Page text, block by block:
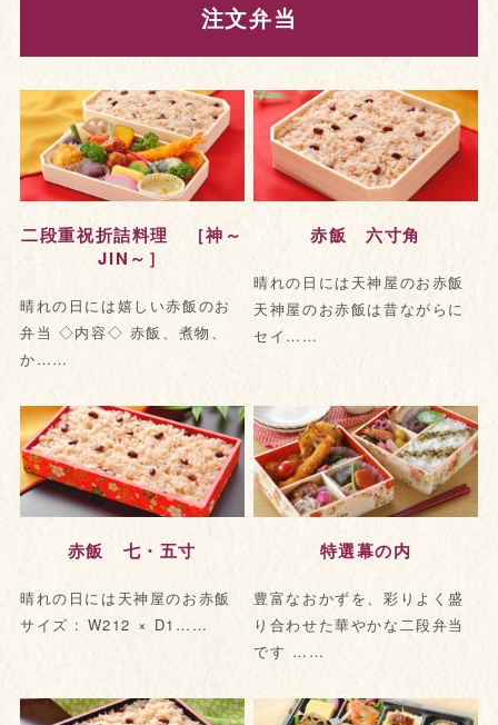
注文弁当
二段重祝折詰料理 ［神～
JIN～］
晴れの日には嬉しい赤飯のお
弁当 ◇内容◇ 赤飯、煮物、
か……
赤飯 六寸角
晴れの日には天神屋のお赤飯
天神屋のお赤飯は昔ながらに
セイ……
赤飯 七・五寸
晴れの日には天神屋のお赤飯
サイズ : W212 × D1……
特選幕の内
豊富なおかずを、彩りよく盛
り合わせた華やかな二段弁当
です ……